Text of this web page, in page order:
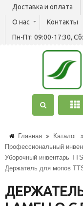
Доставка и оплата
О нас
Контакты
Пн-Пт: 09:00-17:30,
Главная
Каталог
Профессиональный
Уборочный инвентарь TTS
Держатель для мопов